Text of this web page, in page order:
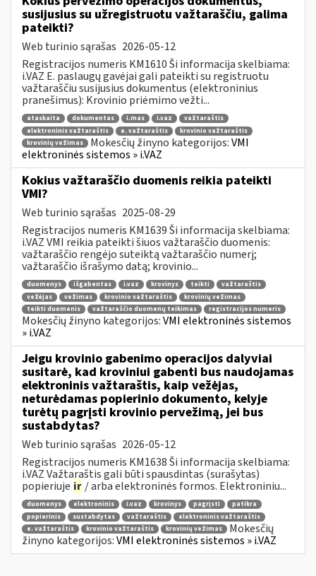
susijusius su užregistruotu važtaraščiu, galima
pateikti?
Web turinio sąrašas 2026-05-12
Registracijos numeris KM1610 Ši informacija skelbiama:
i.VAZ E. paslaugų gavėjai gali pateikti su registruotu
važtaraščiu susijusius dokumentus (elektroninius
pranešimus): Krovinio priėmimo vežti...
ataskaita dokumentas i.mas i.vaz
važtaraštis
elektroninis važtaraštis
e. važtaraštis
krovinio važtaraštis
krovinių vežimas
Mokesčių žinyno kategorijos:VMI
elektroninės sistemos » i.VAZ
Kokius važtaraščio duomenis reikia pateikti
VMI?
Web turinio sąrašas 2025-08-29
Registracijos numeris KM1639 Ši informacija skelbiama:
i.VAZ VMI reikia pateikti šiuos važtaraščio duomenis:
važtaraščio rengėjo suteiktą važtaraščio numerį;
važtaraščio išrašymo datą; krovinio...
duomenys išgabentas i.vaz krovinys teikti
važtaraštis
vežėjas
vežimas krovinio važtaraštis
krovinių vežimas
teikti duomenis
važtaraščio duomenų teikimas registracijos numeris
Mokesčių žinyno kategorijos:VMI elektroninės sistemos
» i.VAZ
Jeigu krovinio gabenimo operacijos dalyviai
susitarė, kad kroviniui gabenti bus naudojamas
elektroninis važtaraštis, kaip vežėjas,
neturėdamas popierinio dokumento, kelyje
turėtų pagrįsti krovinio pervežimą, jei bus
sustabdytas?
Web turinio sąrašas 2026-05-12
Registracijos numeris KM1638 Ši informacija skelbiama:
i.VAZ Važtaraštis gali būti spausdintas (surašytas)
popieriuje ir / arba elektroninės formos. Elektroniniu...
duomenys elektroninis i.vaz krovinys pagrįsti
patikra
popierinis
sustabdytas važtaraštis
elektroninis važtaraštis
e. važtaraštis
krovinio važtaraštis krovinių vežimas
Mokesčių
žinyno kategorijos:VMI elektroninės sistemos » i.VAZ